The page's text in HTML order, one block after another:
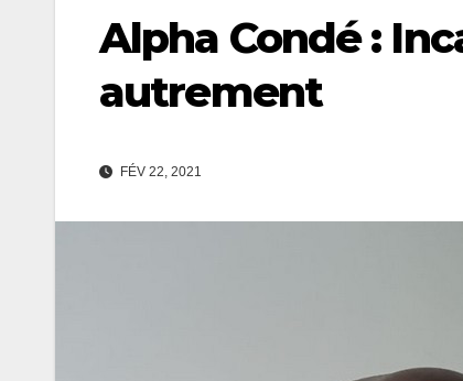
Alpha Condé :
autrement
FÉV 22, 2021